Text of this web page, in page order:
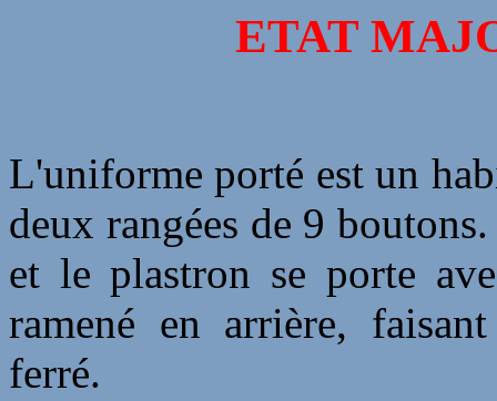
ETAT
L'uniforme porté est un
deux rangées de 9
et le plastron se porte
ramené en arrière,
ferré.